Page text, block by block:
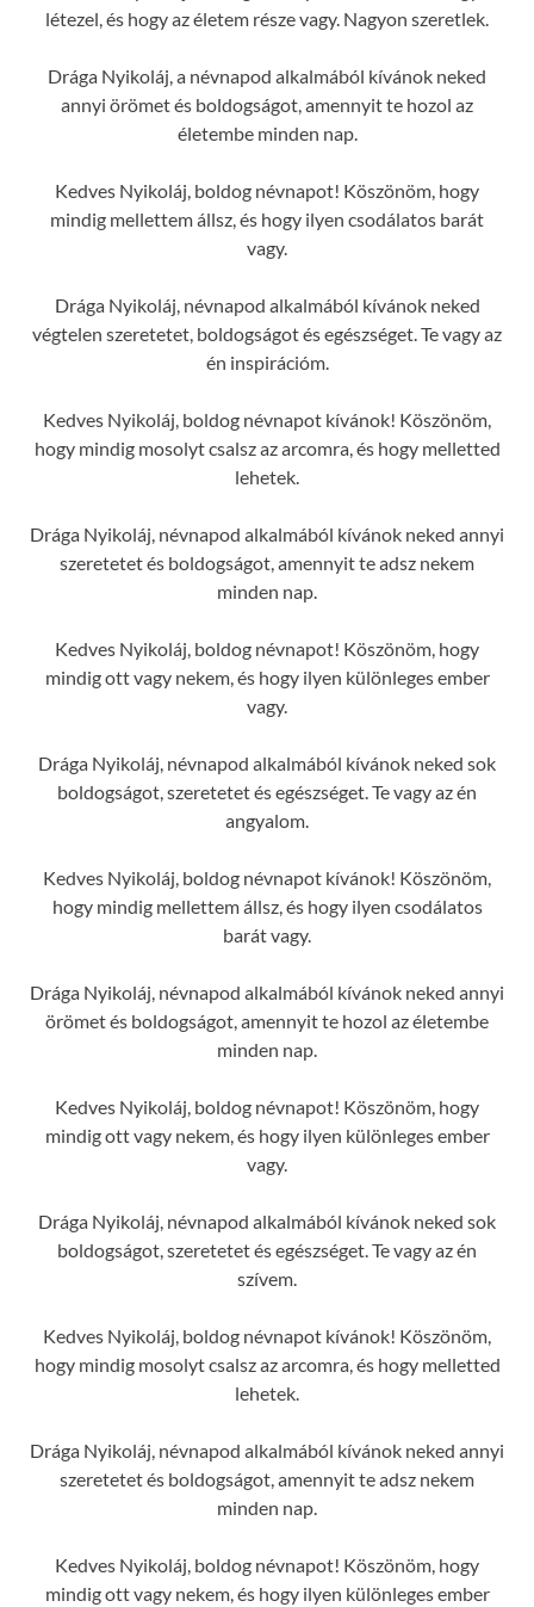
létezel, és hogy az életem része vagy. Nagyon szeretlek.
Drága Nyikoláj, a névnapod alkalmából kívánok neked
annyi örömet és boldogságot, amennyit te hozol az
életembe minden nap.
Kedves Nyikoláj, boldog névnapot! Köszönöm, hogy
mindig mellettem állsz, és hogy ilyen csodálatos barát
vagy.
Drága Nyikoláj, névnapod alkalmából kívánok neked
végtelen szeretetet, boldogságot és egészséget. Te vagy az
én inspirációm.
Kedves Nyikoláj, boldog névnapot kívánok! Köszönöm,
hogy mindig mosolyt csalsz az arcomra, és hogy melletted
lehetek.
Drága Nyikoláj, névnapod alkalmából kívánok neked annyi
szeretetet és boldogságot, amennyit te adsz nekem
minden nap.
Kedves Nyikoláj, boldog névnapot! Köszönöm, hogy
mindig ott vagy nekem, és hogy ilyen különleges ember
vagy.
Drága Nyikoláj, névnapod alkalmából kívánok neked sok
boldogságot, szeretetet és egészséget. Te vagy az én
angyalom.
Kedves Nyikoláj, boldog névnapot kívánok! Köszönöm,
hogy mindig mellettem állsz, és hogy ilyen csodálatos
barát vagy.
Drága Nyikoláj, névnapod alkalmából kívánok neked annyi
örömet és boldogságot, amennyit te hozol az életembe
minden nap.
Kedves Nyikoláj, boldog névnapot! Köszönöm, hogy
mindig ott vagy nekem, és hogy ilyen különleges ember
vagy.
Drága Nyikoláj, névnapod alkalmából kívánok neked sok
boldogságot, szeretetet és egészséget. Te vagy az én
szívem.
Kedves Nyikoláj, boldog névnapot kívánok! Köszönöm,
hogy mindig mosolyt csalsz az arcomra, és hogy melletted
lehetek.
Drága Nyikoláj, névnapod alkalmából kívánok neked annyi
szeretetet és boldogságot, amennyit te adsz nekem
minden nap.
Kedves Nyikoláj, boldog névnapot! Köszönöm, hogy
mindig ott vagy nekem, és hogy ilyen különleges ember